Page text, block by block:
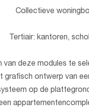
Collectieve
Tertiair: kantoren,
van deze modules te
grafisch ontwerp van
op de